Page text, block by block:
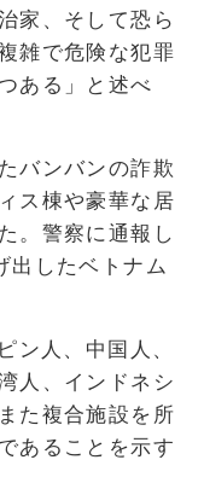
家、そして恐ら
雑で危険な犯罪
ある」と述べ
バンバンの詐欺
ス棟や豪華な居
。警察に通報し
出したベトナム
人、中国人、
人、インドネシ
た複合施設を所
あることを示す